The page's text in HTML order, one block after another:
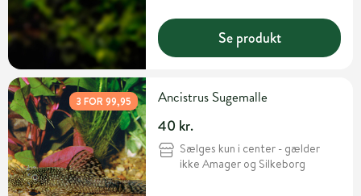
Se produkt
3 FOR 99,95 Ancistrus Sugemalle
40 kr.
Sælges kun i center - gælder
ikke Amager og Silkeborg